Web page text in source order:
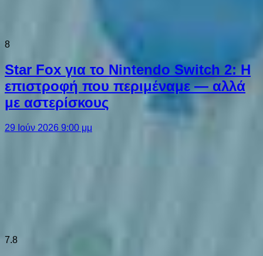
8
Star Fox για το Nintendo Switch 2: Η
επιστροφή που περιμέναμε — αλλά
με αστερίσκους
29 Ιούν 2026 9:00 μμ
7.8